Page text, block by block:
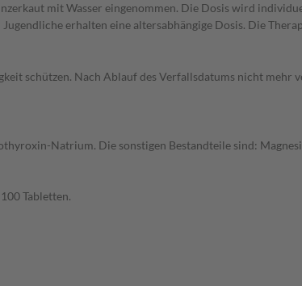
mit Wasser eingenommen. Die Dosis wird
erhalten eine altersabhängige Dosis. Die
schützen. Nach Ablauf des Verfallsdatums nicht mehr
Natrium. Die sonstigen Bestandteile sind:
Tabletten.